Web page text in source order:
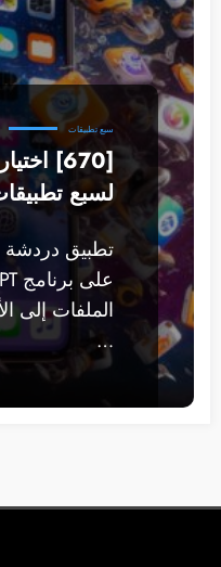
سبع تطبيقات
[670]
لسبع
تطبيق دردشة
الملفات إلى
…